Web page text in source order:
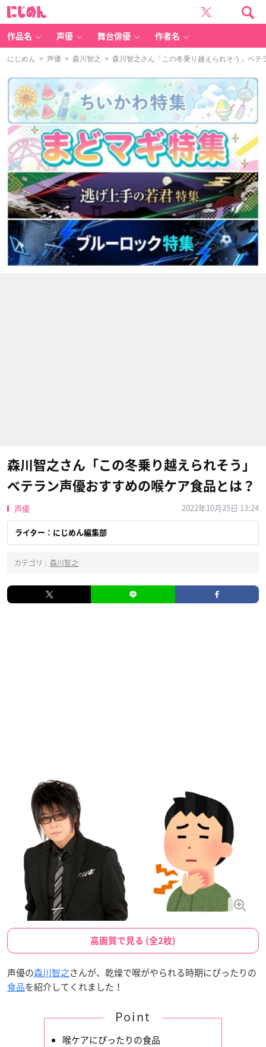
作品名 声優 舞台俳優 作者名
にじめん > 声優 > 森川智之 > 森川智之さん「この冬乗り越えられそう」ベテ
森川智之さん「この冬乗り越えられそう」
ベテラン声優おすすめの喉ケア食品とは？
声優 2022年10月25日 13:24
ライター：にじめん編集部
カテゴリ : 森川智之
高画質で見る (全2枚)
声優の森川智之さんが、乾燥で喉がやられる時期にぴったりの
食品を紹介してくれました！
Point
喉ケアにぴったりの食品